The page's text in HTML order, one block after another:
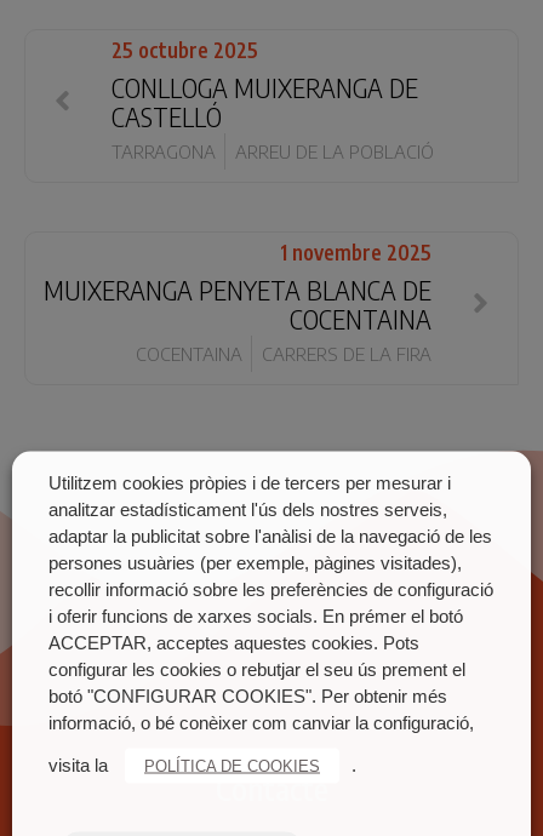
25 octubre 2025
CONLLOGA MUIXERANGA DE
CASTELLÓ
TARRAGONA ARREU DE LA POBLACIÓ
1 novembre 2025
MUIXERANGA PENYETA BLANCA DE
COCENTAINA
COCENTAINA CARRERS DE LA FIRA
Contacte
Utilitzem cookies pròpies i de tercers per mesurar i
analitzar estadísticament l'ús dels nostres serveis,
adaptar la publicitat sobre l'anàlisi de la navegació de les
persones usuàries (per exemple, pàgines visitades),
recollir informació sobre les preferències de configuració
i oferir funcions de xarxes socials. En prémer el botó
ACCEPTAR, acceptes aquestes cookies. Pots
configurar les cookies o rebutjar el seu ús prement el
botó "CONFIGURAR COOKIES". Per obtenir més
informació, o bé conèixer com canviar la configuració,
visita la POLÍTICA DE COOKIES .